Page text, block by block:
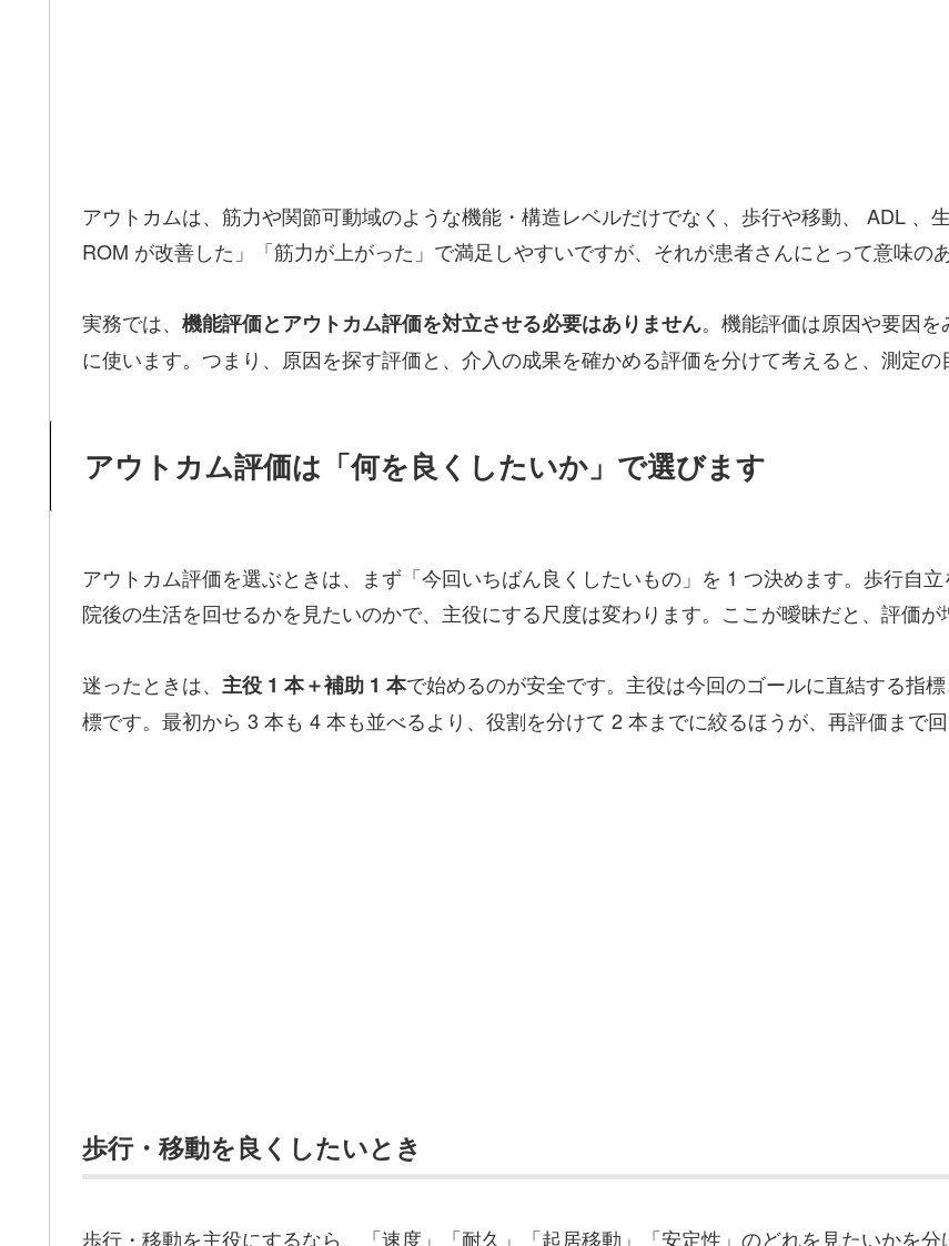
アウトカムは、筋力や関節可動域のような機能・構造レベルだけでなく、歩行や移動、 ADL 、
ROM が改善した」「筋力が上がった」で満足しやすいですが、それが患者さんにとって意味の
実務では、 機能評価とアウトカム評価を対立させる必要はありません。機能評価は原因や要因
に使います。つまり、原因を探す評価と、介入の成果を確かめる評価を分けて考えると、測定の
アウトカム評価は「何を良くしたいか」で選びます
アウトカム評価を選ぶときは、まず「今回いちばん良くしたいもの」を 1 つ決めます。歩行自
院後の生活を回せるかを見たいのかで、主役にする尺度は変わります。ここが曖昧だと、評価が
迷ったときは、 主役 1 本＋補助 1 本で始めるのが安全です。主役は今回のゴールに直結する指
標です。最初から 3 本も 4 本も並べるより、役割を分けて 2 本までに絞るほうが、再評価まで回
歩行・移動を良くしたいとき
歩行・移動を主役にするなら、「速度」「耐久」「起居移動」「安定性」のどれを見たいかを